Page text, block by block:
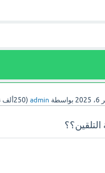
بواسطة admin
(250ألف